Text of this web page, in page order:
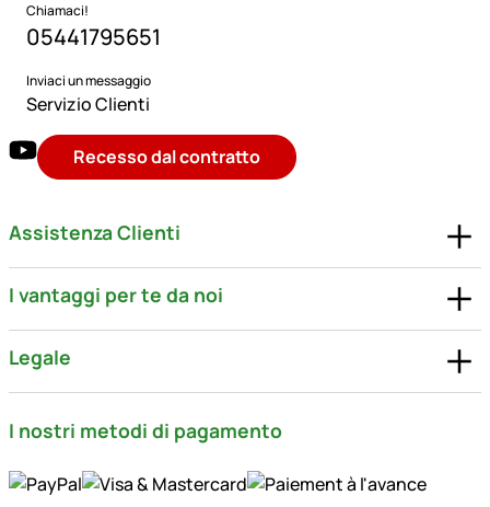
Chiamaci!
05441795651
Inviaci un messaggio
Servizio Clienti
Recesso dal contratto
Assistenza Clienti
I vantaggi per te da noi
Legale
I nostri metodi di pagamento